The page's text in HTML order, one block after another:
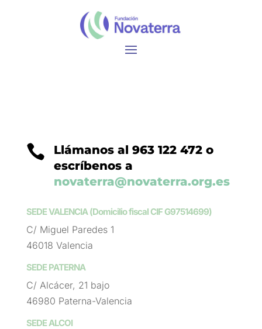

Llámanos al 963 122 472 o
escríbenos a
novaterra@novaterra.org.es
SEDE VALENCIA (Domicilio fiscal CIF G97514699)
C/ Miguel Paredes 1
46018 Valencia
SEDE PATERNA
C/ Alcácer, 21 bajo
46980 Paterna-Valencia
SEDE ALCOI